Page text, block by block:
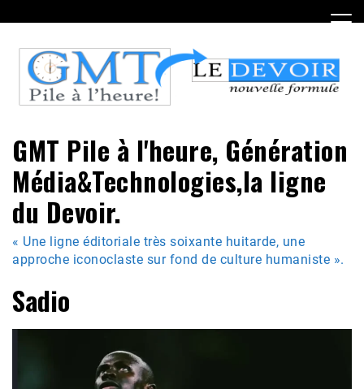
to
content
GMT Pile à l'heure, Génération
Média&Technologies,la ligne
du Devoir.
« Une ligne éditoriale très soixante huitarde, une
approche iconoclaste sur fond de culture humaniste ».
Sadio